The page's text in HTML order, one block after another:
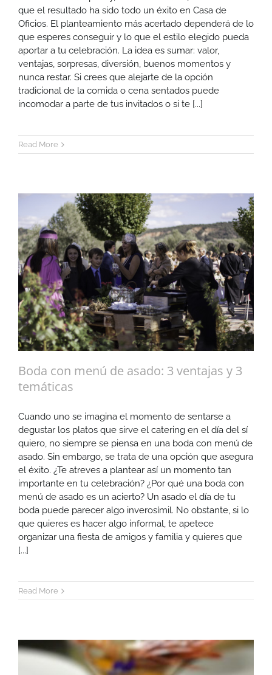
que el resultado ha sido todo un éxito en Casa de
Oficios. El planteamiento más acertado dependerá de lo
que esperes conseguir y lo que el estilo elegido pueda
aportar a tu celebración. La idea es sumar: valor,
ventajas, sorpresas, diversión, buenos momentos y
nunca restar. Si crees que alejarte de la opción
tradicional de la comida o cena sentados puede
incomodar a parte de tus invitados o si te [...]
Read More
Boda con menú de asado: 3 ventajas y 3
temáticas
Cuando uno se imagina el momento de sentarse a
degustar los platos que sirve el catering en el día del sí
quiero, no siempre se piensa en una boda con menú de
asado. Sin embargo, se trata de una opción que asegura
el éxito. ¿Te atreves a plantear así un momento tan
importante en tu celebración? ¿Por qué una boda con
menú de asado es un acierto? Un asado el día de tu
boda puede parecer algo inverosímil. No obstante, si lo
que quieres es hacer algo informal, te apetece
organizar una fiesta de amigos y familia y quieres que
[...]
Read More